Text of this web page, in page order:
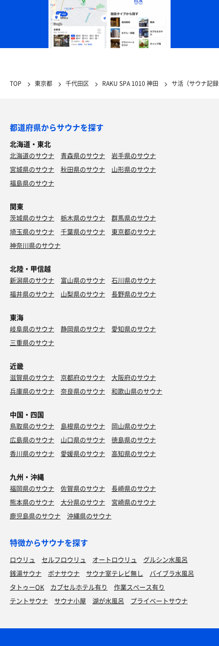
TOP 東京都 千代田区 RAKU SPA 1010 神田 サ活（サウナ記
都道府県からサウナを探す
北海道・東北
北海道のサウナ 青森県のサウナ
岩手県のサウナ
宮城県のサウナ
秋田県のサウナ
山形県のサウナ
福島県のサウナ
関東
茨城県のサウナ 栃木県のサウナ
群馬県のサウナ
埼玉県のサウナ
千葉県のサウナ
東京都のサウナ
神奈川県のサウナ
北陸・甲信越
新潟県のサウナ 富山県のサウナ
石川県のサウナ
福井県のサウナ
山梨県のサウナ 長野県のサウナ
東海
岐阜県のサウナ 静岡県のサウナ
愛知県のサウナ
三重県のサウナ
近畿
滋賀県のサウナ 京都府のサウナ
大阪府のサウナ
兵庫県のサウナ
奈良県のサウナ 和歌山県のサウナ
中国・四国
鳥取県のサウナ 島根県のサウナ
岡山県のサウナ
広島県のサウナ
山口県のサウナ
徳島県のサウナ
香川県のサウナ
愛媛県のサウナ 高知県のサウナ
九州・沖縄
福岡県のサウナ 佐賀県のサウナ
長崎県のサウナ
熊本県のサウナ
大分県のサウナ
宮崎県のサウナ
鹿児島県のサウナ
沖縄県のサウナ
特徴からサウナを探す
ロウリュ セルフロウリュ オートロウリュ
グルシン水風呂
銭湯サウナ
ボナサウナ サウナ室テレビ無し
バイブラ水風呂
タトゥーOK
カプセルホテル有り
作業スペース有り
テントサウナ
サウナ小屋 湖が水風呂 プライベートサウナ